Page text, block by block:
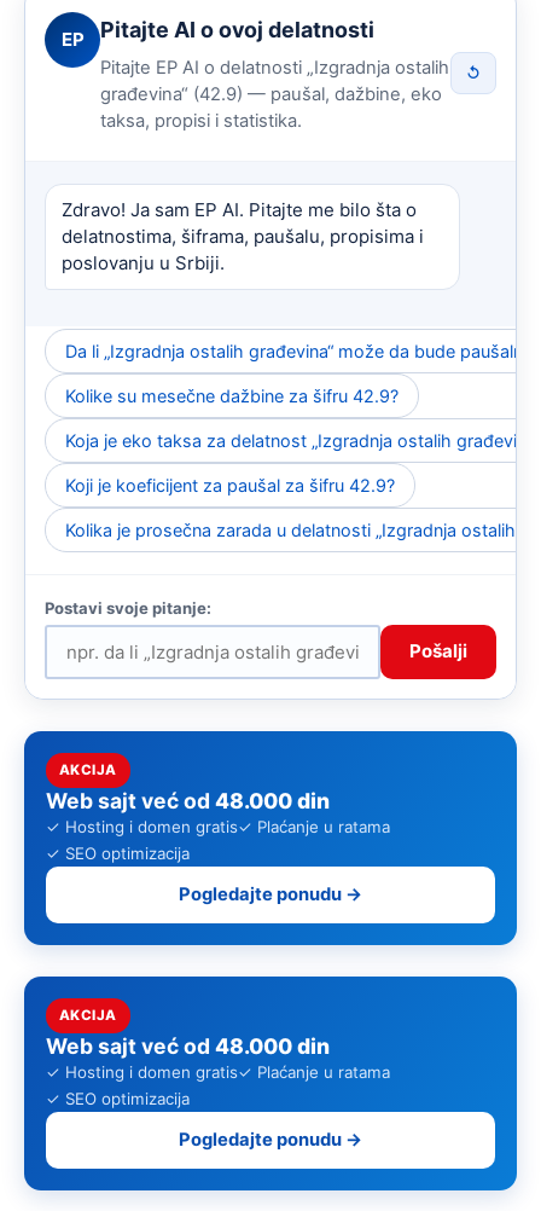
EP Pitajte AI o ovoj delatnosti
Pitajte EP AI o delatnosti „Izgradnja ostalih
građevina“ (42.9) — paušal, dažbine, eko
taksa, propisi i statistika.
↺
Zdravo! Ja sam EP AI. Pitajte me bilo šta o
delatnostima, šiframa, paušalu, propisima i
poslovanju u Srbiji.
Da li „Izgradnja ostalih građevina“ može da bude paušalna
Kolike su mesečne dažbine za šifru 42.9?
Koja je eko taksa za delatnost „Izgradnja ostalih
Koji je koeficijent za paušal za šifru 42.9?
Kolika je prosečna zarada u delatnosti „Izgradnja ostalih
Pošalji
AKCIJA
Web sajt već od 48.000 din
✓ Hosting i domen gratis✓ Plaćanje u ratama
✓ SEO optimizacija
Pogledajte ponudu →
AKCIJA
Web sajt već od 48.000 din
✓ Hosting i domen gratis✓ Plaćanje u ratama
✓ SEO optimizacija
Pogledajte ponudu →